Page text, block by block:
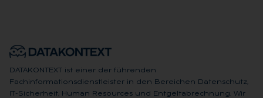
DATAKONTEXT ist einer der führenden
Fachinformationsdienstleister in den Bereichen Datenschutz,
IT-Sicherheit, Human Resources und Entgeltabrechnung. Wir